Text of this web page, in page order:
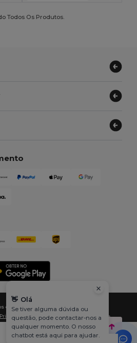
Todos Os Produtos.
direitos reservados
|Política de cookies| Mapa do Site
👋 Olá
Se tiver alguma dúvida ou
questão, pode contactar-nos a
qualquer momento. O nosso
chatbot está aqui para ajudar.